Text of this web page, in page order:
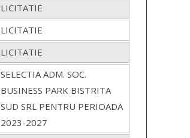
LICITATIE
LICITATIE
LICITATIE
SELECTIA ADM. SOC.
BUSINESS PARK BISTRITA
SUD SRL PENTRU PERIOADA
2023-2027